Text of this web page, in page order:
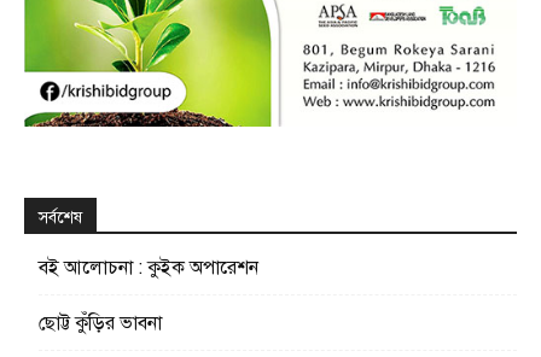
সর্বশেষ
বই আলোচনা : কুইক অপারেশন
ছোট্ট কুঁড়ির ভাবনা